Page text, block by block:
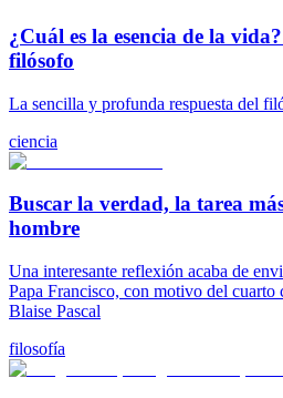
¿Cuál es la esencia de la
filósofo
La sencilla y profunda respuesta del
ciencia
Buscar la verdad, la tarea
hombre
Una interesante reflexión acaba de
Papa Francisco, con motivo del cuarto
Blaise Pascal
filosofía